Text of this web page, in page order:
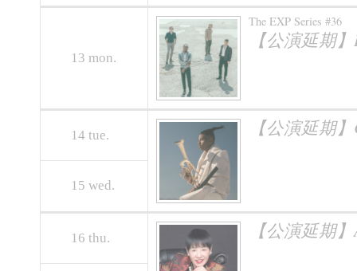
13 mon.
The EXP Series #36
【公演延期
14 tue. 【公演延期
15 wed.
16 thu. 【公演延期